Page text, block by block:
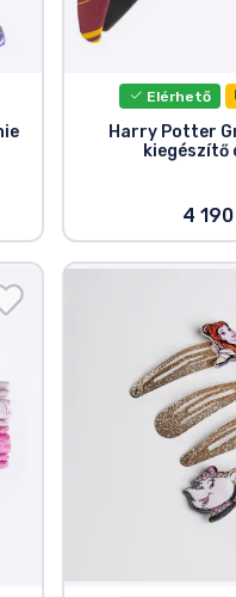
Elérhető
Harry Potter
kiegészítő
4